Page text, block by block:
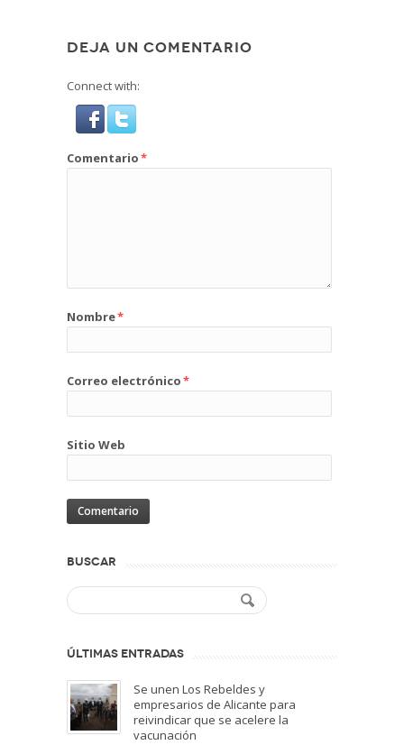
DEJA UN COMENTARIO
Connect with:
Comentario*
Nombre*
Correo electrónico*
Sitio Web
BUSCAR
ÚLTIMAS ENTRADAS
Se unen Los Rebeldes y
empresarios de Alicante para
reivindicar que se acelere la
vacunación